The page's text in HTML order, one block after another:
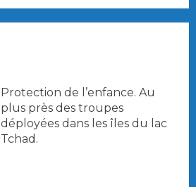
Protection de l’enfance. Au
plus près des troupes
déployées dans les îles du lac
Tchad.